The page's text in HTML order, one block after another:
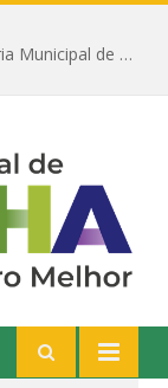
Prefeitura de Prainha, por meio da Secretaria Municipal de Educação, abre 354 vagas na área da Educação para 2025 com processo seletivo simplificado